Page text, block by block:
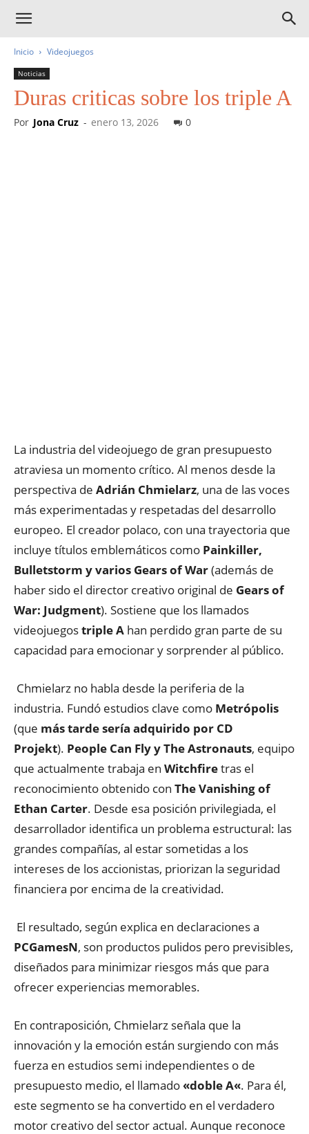
Inicio Videojuegos
Noticias
Duras criticas sobre los triple A
Por Jona Cruz - enero 13, 2026 0
La industria del videojuego de gran presupuesto
atraviesa un momento crítico. Al menos desde la
perspectiva de Adrián Chmielarz, una de las voces
más experimentadas y respetadas del desarrollo
europeo. El creador polaco, con una trayectoria que
incluye títulos emblemáticos como Painkiller,
Bulletstorm y varios Gears of War(además de
haber sido el director creativo original de Gears of
War: Judgment). Sostiene que los llamados
videojuegostriple A han perdido gran parte de su
capacidad para emocionar y sorprender al público.
Chmielarz no habla desde la periferia de la
industria. Fundó estudios clave como Metrópolis
(que más tarde sería adquirido por CD
Projekt). People Can Fly y The Astronauts, equipo
que actualmente trabaja en Witchfiretras el
reconocimiento obtenido con The Vanishing of
Ethan Carter. Desde esa posición privilegiada, el
desarrollador identifica un problema estructural: las
grandes compañías, al estar sometidas a los
intereses de los accionistas, priorizan la seguridad
financiera por encima de la creatividad.
El resultado, según explica en declaracionesa
PCGamesN, son productos pulidos pero previsibles,
diseñados para minimizar riesgos más que para
ofrecer experiencias memorables.
En contraposición, Chmielarz señala que la
innovación y la emoción están surgiendo con más
fuerza en estudios semi independientes o de
presupuesto medio, el llamado «doble A«. Para él,
este segmento se ha convertido en el verdadero
motor creativo del sector actual. Aunque reconoce